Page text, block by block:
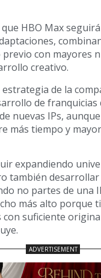
HBO Max
con mayores
creativo.
de la
de franquicias
nuevas IPs,
más tiempo y
expandiendo
también
no partes de una
más alto porque
suficiente